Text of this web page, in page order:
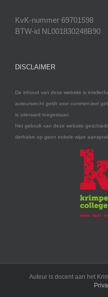
KvK-nummer 69701598
BTW-id NL001830248B90
DISCLAIMER
De inhoud van deze website is
auteursrecht geldt voor commercieel
is uiteraard toegestaan.
Het gebruik van deze website
derhalve op geen enkele wijze
Auteur is docent aan het